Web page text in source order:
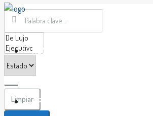
HOME
APARTAMENTOS
Limpiar